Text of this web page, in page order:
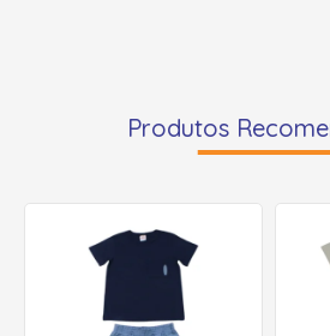
Produtos